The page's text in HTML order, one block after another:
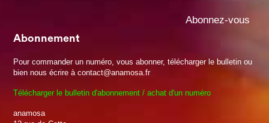
Abonnement
Pour commander un numéro, vous abonner, télécharger le bulletin ou
bien nous écrire à contact@anamosa.fr
Télécharger le bulletin d'abonnement / achat d'un numéro
anamosa